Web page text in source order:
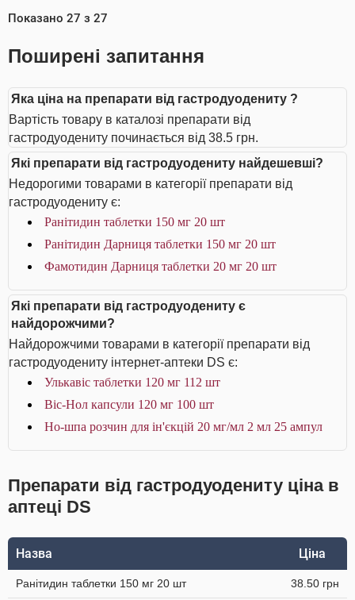
Показано 27 з 27
Поширені запитання
Яка ціна на препарати від гастродуодениту ?
Вартість товару в каталозі препарати від
гастродуодениту починається від 38.5 грн.
Які препарати від гастродуодениту найдешевші?
Недорогими товарами в категорії препарати від
гастродуодениту є:
Ранітидин таблетки 150 мг 20 шт
Ранітидин Дарниця таблетки 150 мг 20 шт
Фамотидин Дарниця таблетки 20 мг 20 шт
Які препарати від гастродуодениту є
найдорожчими?
Найдорожчими товарами в категорії препарати від
гастродуодениту інтернет-аптеки DS є:
Улькавіс таблетки 120 мг 112 шт
Віс-Нол капсули 120 мг 100 шт
Но-шпа розчин для ін'єкцій 20 мг/мл 2 мл 25 ампул
Препарати від гастродуодениту ціна в
аптеці DS
Назва Ціна
Ранітидин таблетки 150 мг 20 шт 38.50 грн